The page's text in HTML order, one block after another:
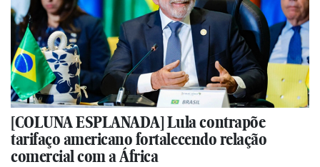
[COLUNA ESPLANADA] Lula contrapõe
tarifaço americano fortalecendo relação
comercial com a África